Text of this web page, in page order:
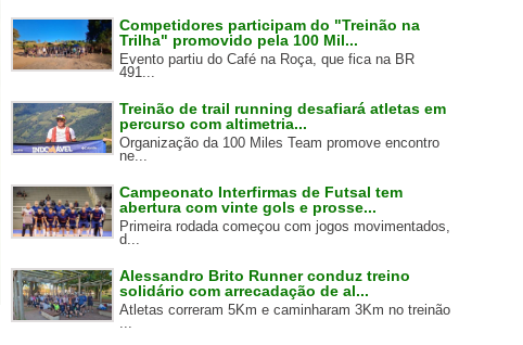
Competidores participam do "Treinão na
Trilha" promovido pela 100 Mil...
Evento partiu do Café na Roça, que fica na BR
491...
Treinão de trail running desafiará atletas em
percurso com altimetria...
Organização da 100 Miles Team promove encontro
ne...
Campeonato Interfirmas de Futsal tem
abertura com vinte gols e prosse...
Primeira rodada começou com jogos movimentados,
d...
Alessandro Brito Runner conduz treino
solidário com arrecadação de al...
Atletas correram 5Km e caminharam 3Km no treinão
...